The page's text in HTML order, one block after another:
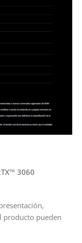
3060
producto pueden